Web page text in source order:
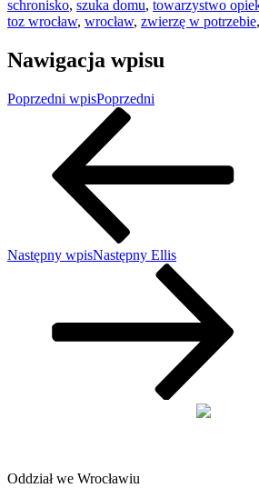
schronisko, szuka domu, towarzystwo
toz wrocław, wrocław, zwierzę w potrzebie,
Nawigacja wpisu
Poprzedni wpisPoprzedni
Następny wpisNastępny Ellis
Oddział we Wrocławiu